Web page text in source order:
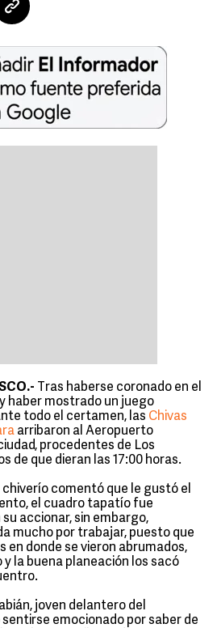
Tras haberse coronado en el
haber mostrado un juego
todo el certamen, las Chivas
arribaron al Aeropuerto
procedentes de Los
de que dieran las 17:00 horas.
comentó que le gustó el
el cuadro tapatío fue
accionar, sin embargo,
mucho por trabajar, puesto que
en donde se vieron abrumados,
la buena planeación los sacó
joven delantero del
emocionado por saber de